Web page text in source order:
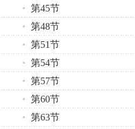
第45节
第48节
第51节
第54节
第57节
第60节
第63节